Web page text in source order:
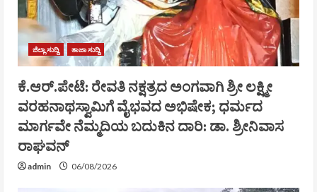
ಜಿಲ್ಲಾ ಸುದ್ದಿ ತಾಜಾ ಸುದ್ದಿ
ಕೆ.ಆರ್.ಪೇಟೆ: ರೇವತಿ ನಕ್ಷತ್ರದ ಅಂಗವಾಗಿ ಶ್ರೀ ಲಕ್ಷ್ಮೀ
ವರಹನಾಥಸ್ವಾಮಿಗೆ ವೈಭವದ ಅಭಿಷೇಕ; ಧರ್ಮದ
ಮಾರ್ಗವೇ ನೆಮ್ಮದಿಯ ಬದುಕಿನ ದಾರಿ: ಡಾ. ಶ್ರೀನಿವಾಸ
ರಾಘವನ್
admin 06/08/2026